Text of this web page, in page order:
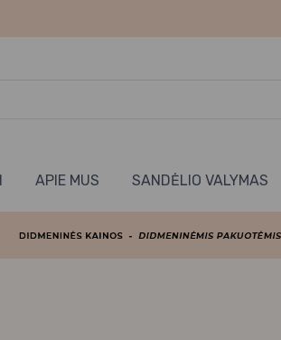
APIE MUS SANDĖLIO VALYMAS